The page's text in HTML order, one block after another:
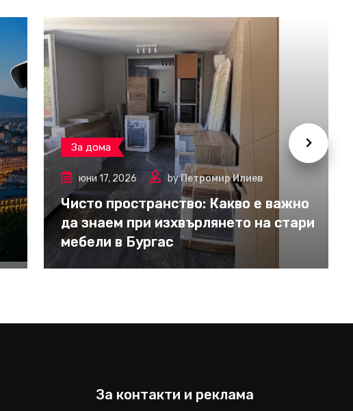
За дома
юни 17, 2026 byПетромир Илиев
Чисто пространство: Какво е важно
да знаем при изхвърлянето на стари
мебели в Бургас
За контакти и реклама